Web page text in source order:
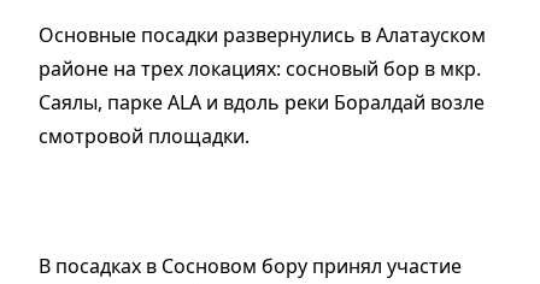
Основные посадки развернулись в Алатауском
районе на трех локациях: сосновый бор в мкр.
Саялы, парке ALA и вдоль реки Боралдай возле
смотровой площадки.
В посадках в Сосновом бору принял участие